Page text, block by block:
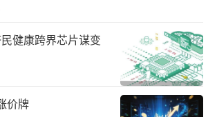
IL-4Rα（I型和II型受体）和IL-3
介导的皮肤炎症，后者影响皮
使疾病恶化的抓挠。除了可能改
准外，NM26还可能对涉及Th2炎
炎症性皮肤病有效。
健康跨界芯片谋变
价牌